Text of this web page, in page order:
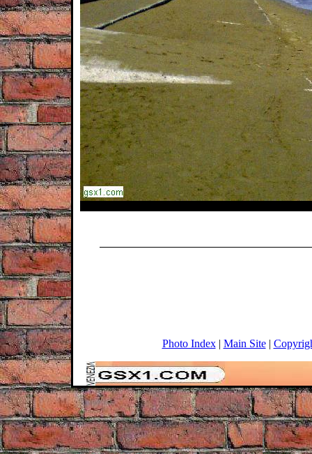
Photo Index| Main Site|